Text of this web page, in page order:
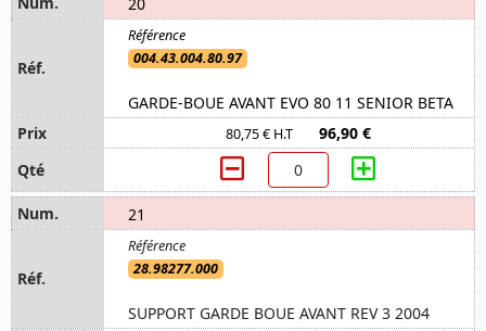
004.43.004.80.97
GARDE-BOUE AVANT EVO 80 11 SENIOR BETA
80,75 € H.T 96,90 €
21
28.98277.000
SUPPORT GARDE BOUE AVANT REV 3 2004